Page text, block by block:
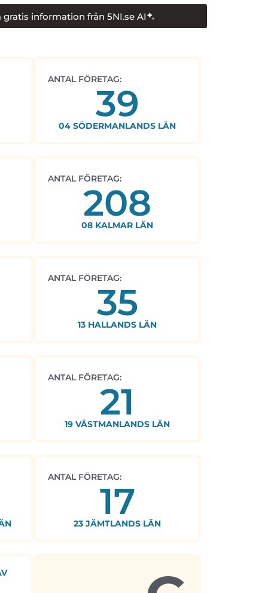
gratis information från 5NI.se AI
ANTAL FÖRETAG:
39
04 SÖDERMANLANDS LÄN
ANTAL FÖRETAG:
208
08 KALMAR LÄN
ANTAL FÖRETAG:
35
13 HALLANDS LÄN
ANTAL FÖRETAG:
21
19 VÄSTMANLANDS LÄN
ANTAL FÖRETAG:
17
23 JÄMTLANDS LÄN